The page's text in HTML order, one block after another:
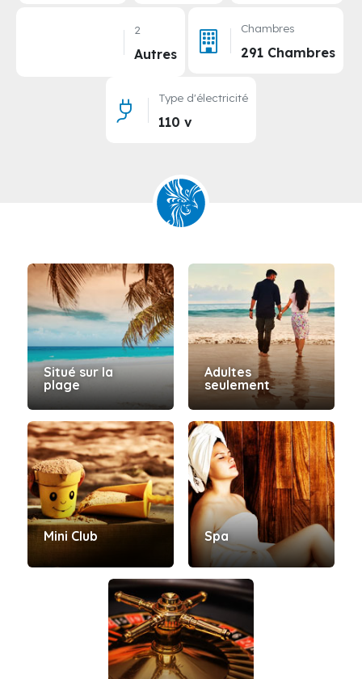
2
Autres
Chambres
291 Chambres
Type d'électricité
110 v
Situé sur la
plage
Adultes
seulement
Mini Club Spa